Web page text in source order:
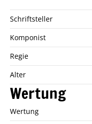
Schriftsteller
Komponist
Regie
Alter
Wertung
Wertung